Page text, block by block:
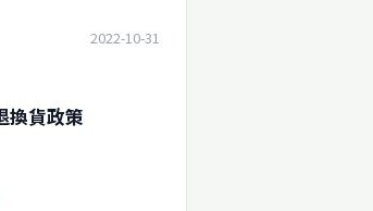
2022-10-31
換貨政策